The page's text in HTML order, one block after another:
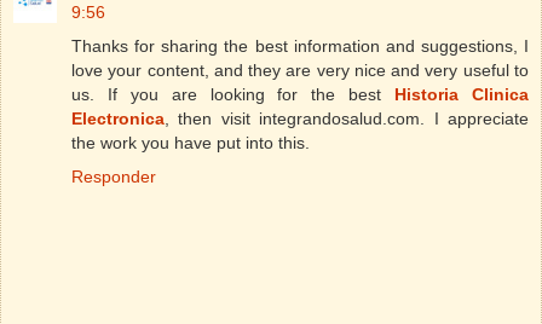
9:56
Thanks for sharing the best information and suggestions, I
love your content, and they are very nice and very useful to
us. If you are looking for the best Historia Clinica
Electronica , then visit integrandosalud.com. I appreciate
the work you have put into this.
Responder